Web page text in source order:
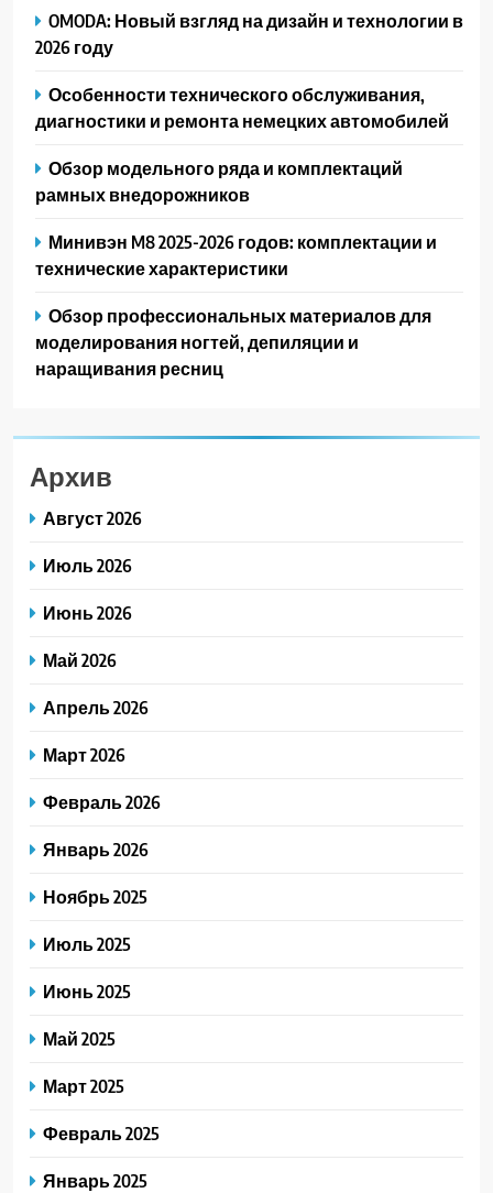
OMODA: Новый взгляд на дизайн и технологии в
2026 году
Особенности технического обслуживания,
диагностики и ремонта немецких автомобилей
Обзор модельного ряда и комплектаций
рамных внедорожников
Минивэн M8 2025-2026 годов: комплектации и
технические характеристики
Обзор профессиональных материалов для
моделирования ногтей, депиляции и
наращивания ресниц
Архив
Август 2026
Июль 2026
Июнь 2026
Май 2026
Апрель 2026
Март 2026
Февраль 2026
Январь 2026
Ноябрь 2025
Июль 2025
Июнь 2025
Май 2025
Март 2025
Февраль 2025
Январь 2025